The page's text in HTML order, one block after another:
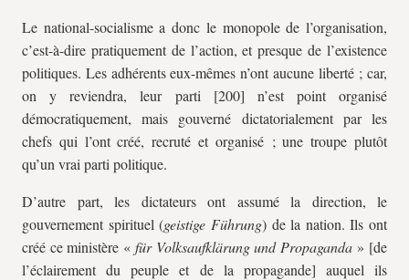
Le national-socialisme a donc le monopole de l’organisation,
c’est-à-dire pratiquement de l’action, et presque de l’existence
politiques. Les adhérents eux-mêmes n’ont aucune liberté ; car,
on y reviendra, leur parti [200] n’est point organisé
démocratiquement, mais gouverné dictatorialement par les
chefs qui l’ont créé, recruté et organisé ; une troupe plutôt
qu’un vrai parti politique.
D’autre part, les dictateurs ont assumé la direction, le
gouvernement spirituel (geistige Führung) de la nation. Ils ont
créé ce ministère «für Volksaufklärung und Propaganda» [de
l’éclairement du peuple et de la propagande] auquel ils